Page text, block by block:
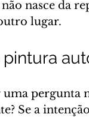
nasce da
lugar.
pergunta
Se a